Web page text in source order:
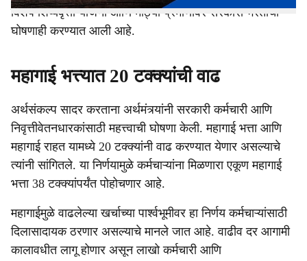
विशेष शिष्यवृत्ती योजना आणि मोठ्या प्रमाणावर सरकारी भरतीची
घोषणाही करण्यात आली आहे.
महागाई भत्त्यात 20 टक्क्यांची वाढ
अर्थसंकल्प सादर करताना अर्थमंत्र्यांनी सरकारी कर्मचारी आणि
निवृत्तीवेतनधारकांसाठी महत्त्वाची घोषणा केली. महागाई भत्ता आणि
महागाई राहत यामध्ये 20 टक्क्यांनी वाढ करण्यात येणार असल्याचे
त्यांनी सांगितले. या निर्णयामुळे कर्मचाऱ्यांना मिळणारा एकूण महागाई
भत्ता 38 टक्क्यांपर्यंत पोहोचणार आहे.
महागाईमुळे वाढलेल्या खर्चाच्या पार्श्वभूमीवर हा निर्णय कर्मचाऱ्यांसाठी
दिलासादायक ठरणार असल्याचे मानले जात आहे. वाढीव दर आगामी
कालावधीत लागू होणार असून लाखो कर्मचारी आणि